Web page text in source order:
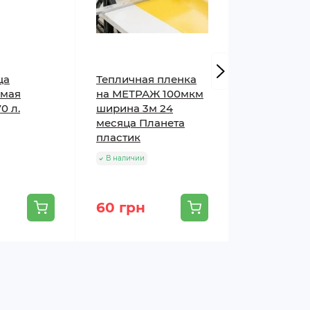
л.
Тепличная пленка
на МЕТРАЖ 100мкм
ширина 3м 24
месяца Планета
пластик
В наличии
60 грн